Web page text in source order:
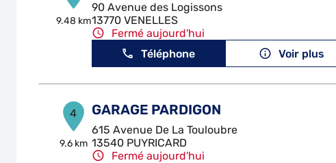
9.48 km
90 Avenue des Logissons
13770 VENELLES
Fermé aujourd'hui
Téléphone
Voir plus
4
9.6 km
GARAGE PARDIGON
615 Avenue De La Touloubre
13540 PUYRICARD
Fermé aujourd'hui